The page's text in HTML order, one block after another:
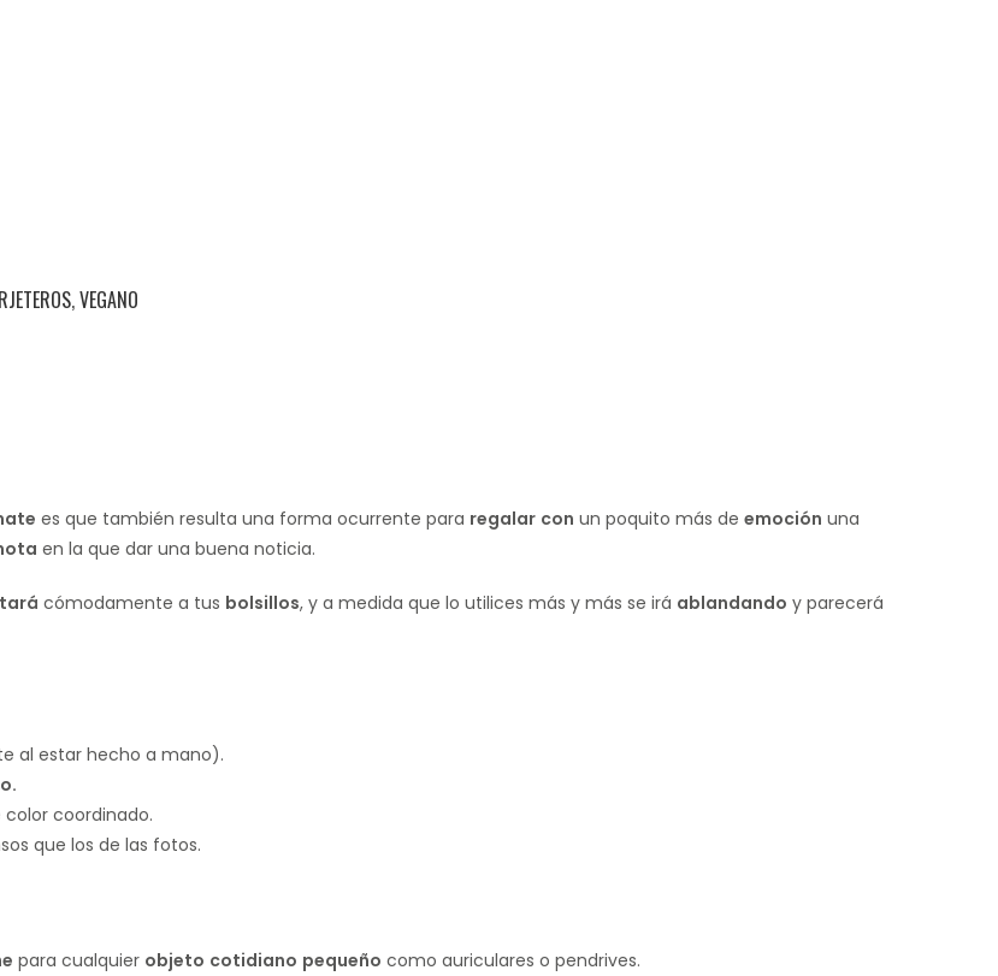
,VEGANO
es que también resulta una forma ocurrente para regalar con un poquito más de emoción una
en la que dar una buena noticia.
cómodamente a tus bolsillos, y a medida que lo utilices más y más se irá ablandando y parecerá
al estar hecho a mano).
coordinado.
que los de las fotos.
para cualquier objeto cotidiano pequeño como auriculares o pendrives.